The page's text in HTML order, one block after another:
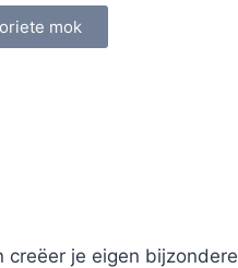
mok
je eigen bijzondere